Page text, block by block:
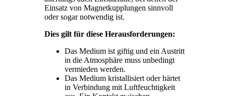
Einsatz von Magnetkupplungen sinnvoll
oder sogar notwendig ist.
Dies gilt für diese Herausforderungen:
Das Medium ist giftig und ein Austritt
in die Atmosphäre muss unbedingt
vermieden werden.
Das Medium kristallisiert oder härtet
in Verbindung mit Luftfeuchtigkeit